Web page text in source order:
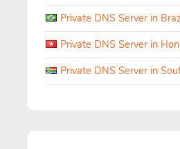
Private DNS Server in
Private DNS Server in
Private DNS Server in